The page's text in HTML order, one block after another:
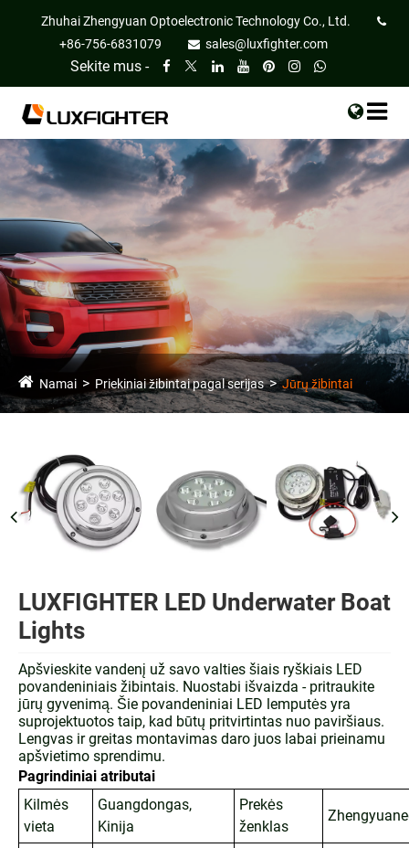
Zhuhai Zhengyuan Optoelectronic Technology Co., Ltd.
+86-756-6831079
sales@luxfighter.com
Sekite mus -
Namai Priekiniai žibintai pagal serijas Jūrų žibintai
LUXFIGHTER LED Underwater Boat
Lights
Apšvieskite vandenį už savo valties šiais ryškiais LED
povandeniniais žibintais. Nuostabi išvaizda - pritraukite
jūrų gyvenimą. Šie povandeniniai LED lemputės yra
suprojektuotos taip, kad būtų pritvirtintas nuo paviršiaus.
Lengvas ir greitas montavimas daro juos labai prieinamu
apšvietimo sprendimu.
Pagrindiniai atributai
Kilmės
vieta
Guangdongas,
Kinija
Prekės
ženklas